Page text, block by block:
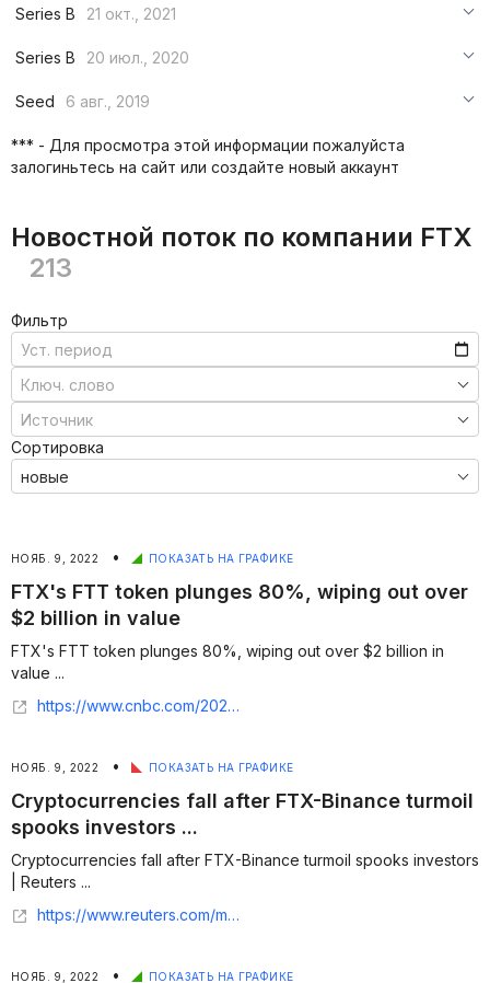
***
Series B
21 окт., 2021
***
Series B
20 июл., 2020
***
Seed
6 авг., 2019
*** - Для просмотра этой информации пожалуйста
залогиньтесь на сайт или создайте новый аккаунт
Новостной поток по компании FTX
213
Фильтр
Сортировка
НОЯБ. 9, 2022 • ПОКАЗАТЬ НА ГРАФИКЕ
FTX's FTT token plunges 80%, wiping out over
$2 billion in value
FTX's FTT token plunges 80%, wiping out over $2 billion in
value ...
https://www.cnbc.com/2022/11/08/ftxs-ftt-token-plunges-80percent-wiping-out-over-2-billion-in-value.html
НОЯБ. 9, 2022 • ПОКАЗАТЬ НА ГРАФИКЕ
Cryptocurrencies fall after FTX-Binance turmoil
spooks investors ...
Cryptocurrencies fall after FTX-Binance turmoil spooks investors
| Reuters ...
https://www.reuters.com/markets/currencies/cryptos-attempt-steady-binance-ftx-deal-chills-market-2022-11-09/
НОЯБ. 9, 2022 • ПОКАЗАТЬ НА ГРАФИКЕ